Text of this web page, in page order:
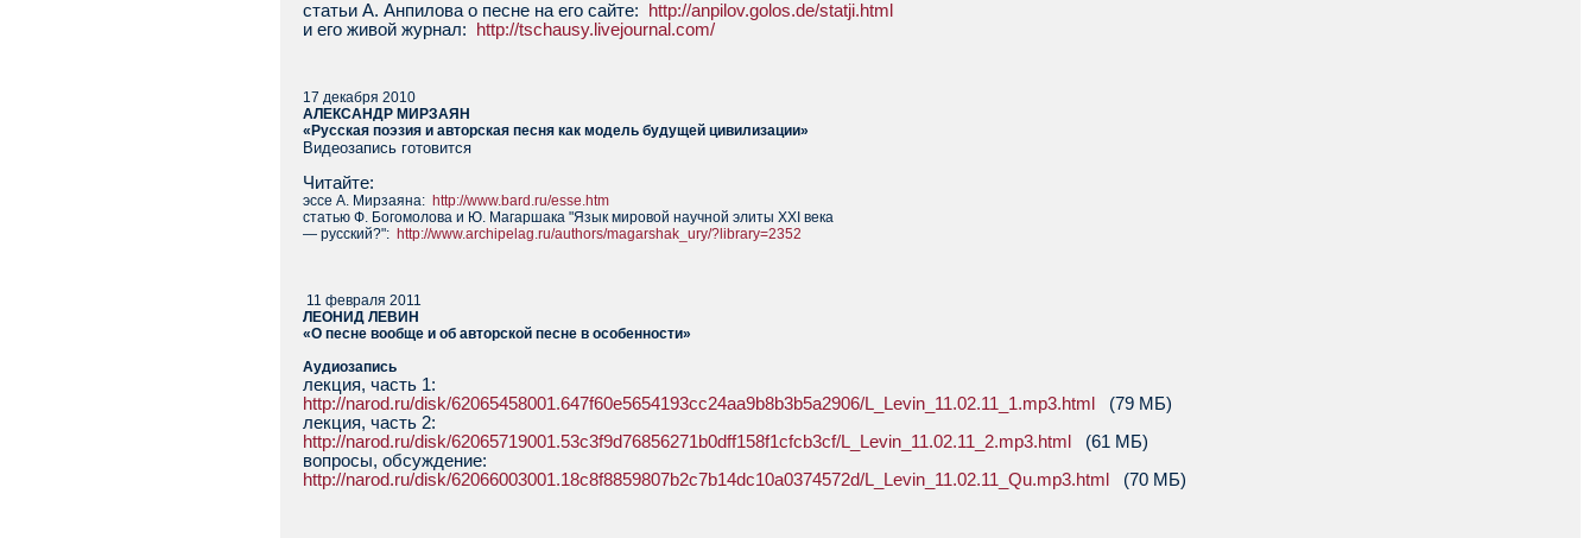
статьи А. Анпилова о песне на его сайте:
http://anpilov.golos.de/statji.html
и его живой журнал:
http://tschausy.livejournal.com/
17 декабря 2010
АЛЕКСАНДР МИРЗАЯН
«Русская поэзия и авторская песня как модель будущей цивилизации»
Видеозапись готовится
Читайте:
эссе А. Мирзаяна: http://www.bard.ru/esse.htm
статью Ф. Богомолова и Ю. Магаршака "Язык мировой научной элиты XXI века
— русский?": http://www.archipelag.ru/authors/magarshak_ury/?library=2352
11 февраля 2011
ЛЕОНИД ЛЕВИН
«О песне вообще и об авторской песне в особенности»
Аудиозапись
лекция, часть 1:
http://narod.ru/disk/62065458001.647f60e5654193cc24aa9b8b3b5a2906/L_Levin_11.02.11_1.mp3.html
(79 МБ)
лекция, часть 2:
http://narod.ru/disk/62065719001.53c3f9d76856271b0dff158f1cfcb3cf/L_Levin_11.02.11_2.mp3.html
(61 МБ)
вопросы, обсуждение:
http://narod.ru/disk/62066003001.18c8f8859807b2c7b14dc10a0374572d/L_Levin_11.02.11_Qu.mp3.html
(70 МБ)